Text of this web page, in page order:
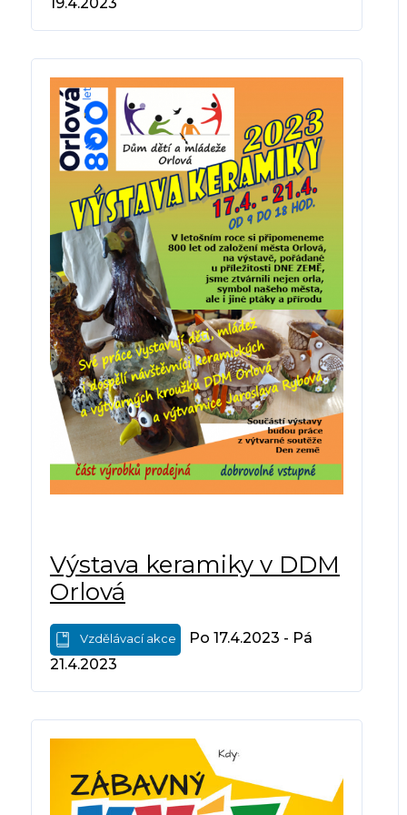
Výstava keramiky v DDM
Orlová
Vzdělávací akce
Po 17.4.2023 - Pá
21.4.2023